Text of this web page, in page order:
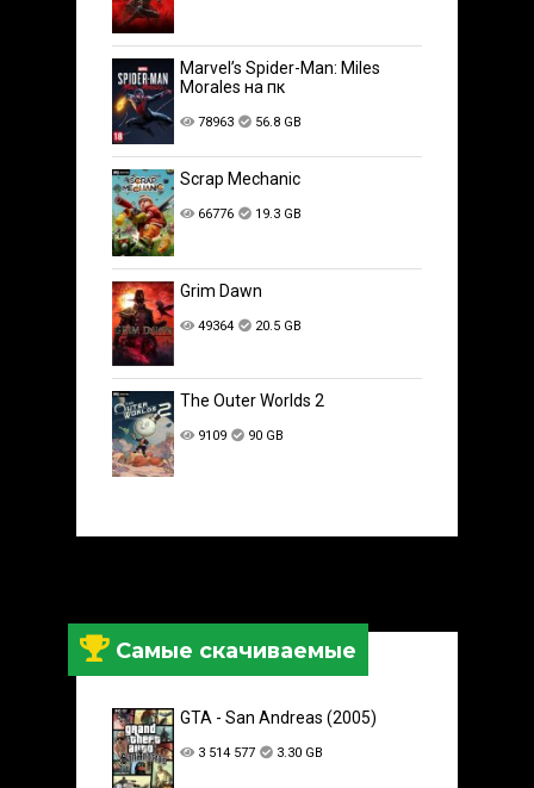
Marvel’s Spider-Man: Miles
Morales на пк
78963 56.8 GB
Scrap Mechanic
66776 19.3 GB
Grim Dawn
49364 20.5 GB
The Outer Worlds 2
9109 90 GB
Самые скачиваемые
GTA - San Andreas (2005)
3 514 577 3.30 GB